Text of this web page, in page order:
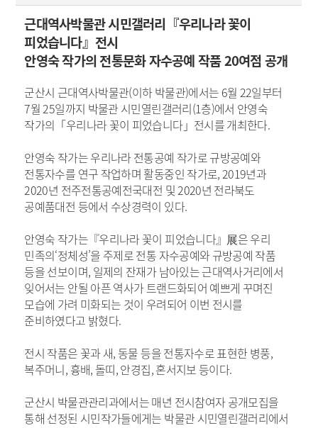
근대역사박물관 시민갤러리『우리나라 꽃이
피었습니다』전시
안영숙 작가의 전통문화 자수공예 작품 20여점 공개
군산시 근대역사박물관(이하 박물관)에서는 6월 22일부터
7월 25일까지 박물관 시민열린갤러리(1층)에서 안영숙
작가의「우리나라 꽃이 피었습니다」전시를 개최한다.
안영숙 작가는 우리나라 전통공예 작가로 규방공예와
전통자수를 연구 작업하며 활동중인 작가로, 2019년과
2020년 전주전통공예전국대전 및 2020년 전라북도
공예품대전 등에서 수상경력이 있다.
안영숙 작가는『우리나라 꽃이 피었습니다』展은 우리
민족의‘정체성’을 주제로 전통 자수공예와 규방공예 작품
등을 선보이며, 일제의 잔재가 남아있는 근대역사거리에서
잊어서는 안될 아픈 역사가 트랜드화되어 예쁘게 꾸며진
모습에 가려 미화되는 것이 우려되어 이번 전시를
준비하였다고 밝혔다.
전시 작품은 꽃과 새, 동물 등을 전통자수로 표현한 병풍,
복주머니, 흉배, 돌띠, 안경집, 혼서지보 등이다.
군산시 박물관관리과에서는 매년 전시참여자 공개모집을
통해 선정된 시민작가들에게는 박물관 시민열린갤러리에서